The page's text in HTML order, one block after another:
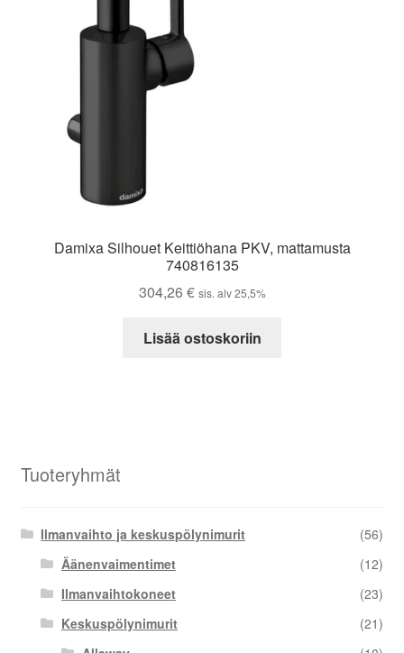
Damixa Silhouet Keittiöhana PKV, mattamusta
740816135
304,26 € sis. alv 25,5%
Lisää ostoskoriin
Tuoteryhmät
Ilmanvaihto ja keskuspölynimurit
(56)
Äänenvaimentimet
(12)
Ilmanvaihtokoneet
(23)
Keskuspölynimurit
(21)